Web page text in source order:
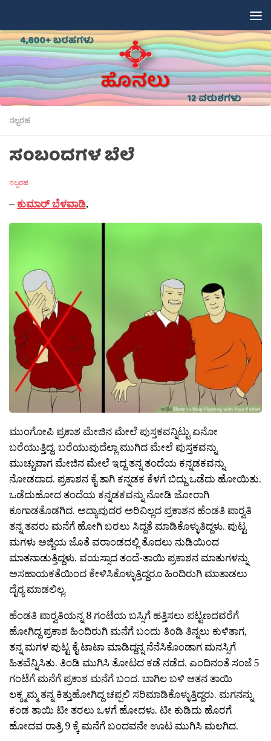
ನಲ್ಬರಹ
ಸಂಬಂದಗಳ ಬೆಲೆ
ನಲ್ಬರಹ
– ಕುಮಾರ್ ಬೆಳವಾಡಿ.
ಮುಂಗೋಪಿ ಪ್ರಕಾಶ ಮೇಜಿನ ಮೇಲೆ ಪುಸ್ತಕವನ್ನಿಟ್ಟು ಏನೋ
ಬರೆಯುತ್ತಿದ್ದ. ಬರೆಯುವುದೆಲ್ಲಾ ಮುಗಿದ ಮೇಲೆ ಪುಸ್ತಕವನ್ನು
ಮುಚ್ಚುವಾಗ ಮೇಜಿನ ಮೇಲೆ ಇದ್ದ ತನ್ನ ತಂದೆಯ ಕನ್ನಡಕವನ್ನು
ನೋಡದಾದ. ಪ್ರಕಾಶನ ಕೈ ತಾಗಿ ಕನ್ನಡಕ ಕೆಳಗೆ ಬಿದ್ದು ಒಡೆದು ಹೋಯಿತು.
ಒಡೆದುಹೋದ ತಂದೆಯ ಕನ್ನಡಕವನ್ನು ನೋಡಿ ಜೋರಾಗಿ
ಕೂಗಾಡತೊಡಗಿದ. ಅದ್ಯಾವುದರ ಅರಿವಿಲ್ಲದ ಪ್ರಕಾಶನ ಹೆಂಡತಿ ಪಾರ‍್ವತಿ
ತನ್ನ ತವರು ಮನೆಗೆ ಹೋಗಿ ಬರಲು ಸಿದ್ದತೆ ಮಾಡಿಕೊಳ್ಳುತಿದ್ದಳು. ಪುಟ್ಟ
ಮಗಳು ಅಜ್ಜಿಯ ಜೊತೆ ವರಾಂಡದಲ್ಲಿ ತೊದಲು ನುಡಿಯಿಂದ
ಮಾತನಾಡುತ್ತಿದ್ದಳು. ವಯಸ್ಸಾದ ತಂದೆ-ತಾಯಿ ಪ್ರಕಾಶನ ಮಾತುಗಳನ್ನು
ಅಸಹಾಯಕತೆಯಿಂದ ಕೇಳಿಸಿಕೊಳ್ಳುತ್ತಿದ್ದರೂ ಹಿಂದಿರುಗಿ ಮಾತಾಡಲು
ದೈರ‍್ಯ ಮಾಡಲಿಲ್ಲ.
ಹೆಂಡತಿ ಪಾರ‍್ವತಿಯನ್ನ 8 ಗಂಟೆಯ ಬಸ್ಸಿಗೆ ಹತ್ತಿಸಲು ಪಟ್ಟಣದವರೆಗೆ
ಹೋಗಿದ್ದ ಪ್ರಕಾಶ ಹಿಂದಿರುಗಿ ಮನೆಗೆ ಬಂದು ತಿಂಡಿ ತಿನ್ನಲು ಕುಳಿತಾಗ,
ತನ್ನ ಮಗಳ ಪುಟ್ಟ ಕೈ ಟಾಟಾ ಮಾಡಿದ್ದನ್ನ ನೆನೆಸಿಕೊಂಡಾಗ ಮನಸ್ಸಿಗೆ
ಹಿತವೆನ್ನಿಸಿತು. ತಿಂಡಿ ಮುಗಿಸಿ ತೋಟದ ಕಡೆ ನಡೆದ. ಎಂದಿನಂತೆ ಸಂಜೆ 5
ಗಂಟೆಗೆ ಮನೆಗೆ ಪ್ರಕಾಶ ಮನೆಗೆ ಬಂದ. ಬಾಗಿಲ ಬಳಿ ಆತನ ತಾಯಿ
ಲಕ್ಶ್ಮಮ್ಮ ತನ್ನ ಕಿತ್ತುಹೋಗಿದ್ದ ಚಪ್ಪಲಿ ಸರಿಮಾಡಿಕೊಳ್ಳುತ್ತಿದ್ದರು. ಮಗನನ್ನು
ಕಂಡ ತಾಯಿ ಟೀ ತರಲು ಒಳಗೆ ಹೋದಳು. ಟೀ ಕುಡಿದು ಹೊರಗೆ
ಹೋದವ ರಾತ್ರಿ 9 ಕ್ಕೆ ಮನೆಗೆ ಬಂದವನೇ ಊಟ ಮುಗಿಸಿ ಮಲಗಿದ.